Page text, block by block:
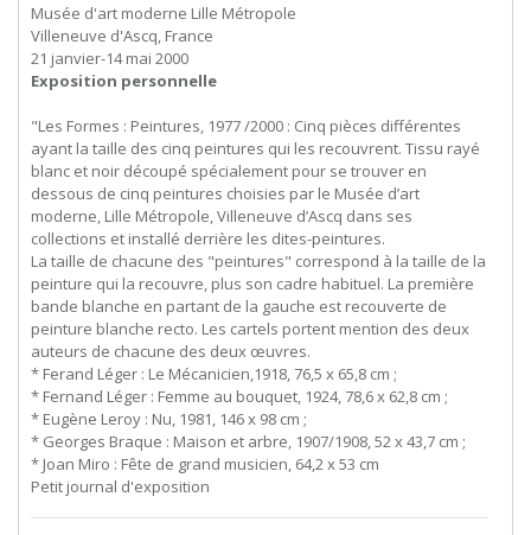
Musée d'art moderne Lille Métropole
Villeneuve d'Ascq, France
21 janvier-14 mai 2000
Exposition personnelle
"Les Formes : Peintures, 1977 /2000 : Cinq pièces différentes
ayant la taille des cinq peintures qui les recouvrent. Tissu rayé
blanc et noir découpé spécialement pour se trouver en
dessous de cinq peintures choisies par le Musée d’art
moderne, Lille Métropole, Villeneuve d’Ascq dans ses
collections et installé derrière les dites-peintures.
La taille de chacune des "peintures" correspond à la taille de la
peinture qui la recouvre, plus son cadre habituel. La première
bande blanche en partant de la gauche est recouverte de
peinture blanche recto. Les cartels portent mention des deux
auteurs de chacune des deux œuvres.
* Ferand Léger : Le Mécanicien,1918, 76,5 x 65,8 cm ;
* Fernand Léger : Femme au bouquet, 1924, 78,6 x 62,8 cm ;
* Eugène Leroy : Nu, 1981, 146 x 98 cm ;
* Georges Braque : Maison et arbre, 1907/1908, 52 x 43,7 cm ;
* Joan Miro : Fête de grand musicien, 64,2 x 53 cm
Petit journal d'exposition